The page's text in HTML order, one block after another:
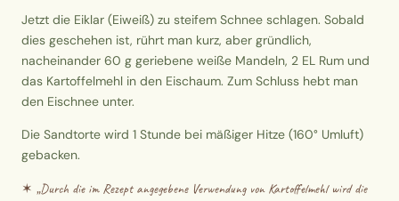
Jetzt die Eiklar (Eiweiß) zu steifem Schnee schlagen. Sobald
dies geschehen ist, rührt man kurz, aber gründlich,
nacheinander 60 g geriebene weiße Mandeln, 2 EL Rum und
das Kartoffelmehl in den Eischaum. Zum Schluss hebt man
den Eischnee unter.
Die Sandtorte wird 1 Stunde bei mäßiger Hitze (160° Umluft)
gebacken.
✶ „Durch die im Rezept angegebene Verwendung von Kartoffelmehl wird die